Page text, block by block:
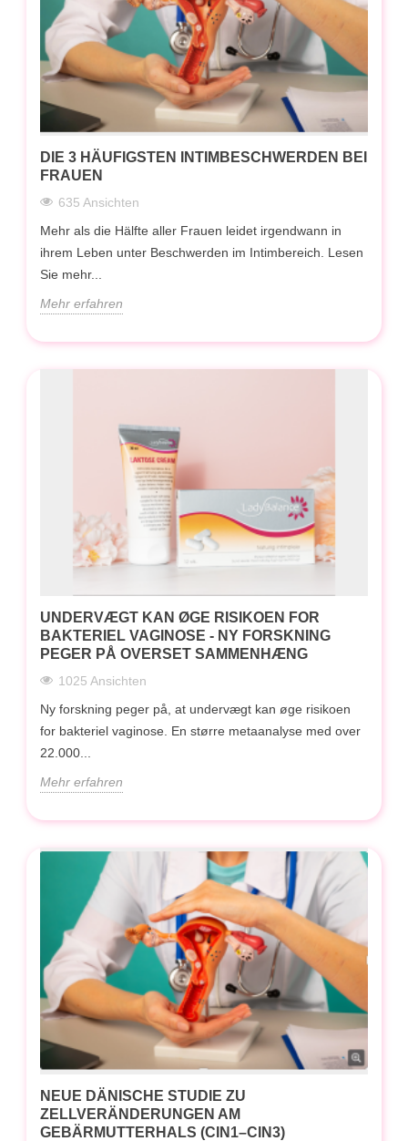
DIE 3 HÄUFIGSTEN INTIMBESCHWERDEN BEI
FRAUEN
635 Ansichten
Mehr als die Hälfte aller Frauen leidet irgendwann in
ihrem Leben unter Beschwerden im Intimbereich. Lesen
Sie mehr...
Mehr erfahren
UNDERVÆGT KAN ØGE RISIKOEN FOR
BAKTERIEL VAGINOSE - NY FORSKNING
PEGER PÅ OVERSET SAMMENHÆNG
1025 Ansichten
Ny forskning peger på, at undervægt kan øge risikoen
for bakteriel vaginose. En større metaanalyse med over
22.000...
Mehr erfahren
NEUE DÄNISCHE STUDIE ZU
ZELLVERÄNDERUNGEN AM
GEBÄRMUTTERHALS (CIN1–CIN3)